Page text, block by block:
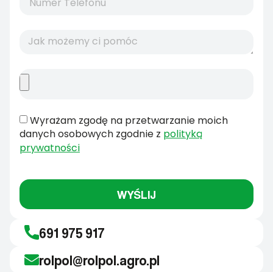
Wyrażam zgodę na przetwarzanie moich
danych osobowych zgodnie z polityką
prywatności
WYŚLIJ
691 975 917
rolpol@rolpol.agro.pl